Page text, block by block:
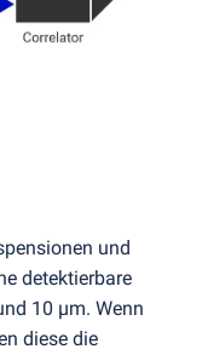
und
detektierbare
10 µm. Wenn
diese die